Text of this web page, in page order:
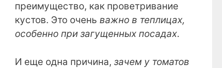
преимущество, как проветривание
кустов. Это очень важно в теплицах,
особенно при загущенных посадах.
И еще одна причина, зачем у томатов